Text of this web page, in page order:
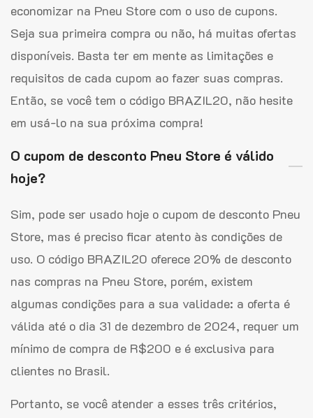
economizar na Pneu Store com o uso de cupons.
Seja sua primeira compra ou não, há muitas ofertas
disponíveis. Basta ter em mente as limitações e
requisitos de cada cupom ao fazer suas compras.
Então, se você tem o código BRAZIL20, não hesite
em usá-lo na sua próxima compra!
O cupom de desconto Pneu Store é válido
hoje?
Sim, pode ser usado hoje o cupom de desconto Pneu
Store, mas é preciso ficar atento às condições de
uso. O código BRAZIL20 oferece 20% de desconto
nas compras na Pneu Store, porém, existem
algumas condições para a sua validade: a oferta é
válida até o dia 31 de dezembro de 2024, requer um
mínimo de compra de R$200 e é exclusiva para
clientes no Brasil.
Portanto, se você atender a esses três critérios,